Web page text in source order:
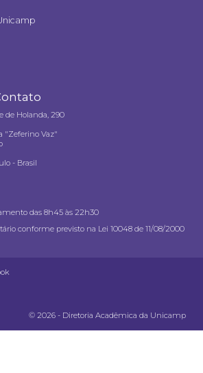
de Holanda, 290
"Zeferino Vaz"
- Brasil
das 8h45 às 22h30
conforme previsto na Lei 10048 de 11/08/2000
© 2026 - Diretoria Acadêmica da Unicamp